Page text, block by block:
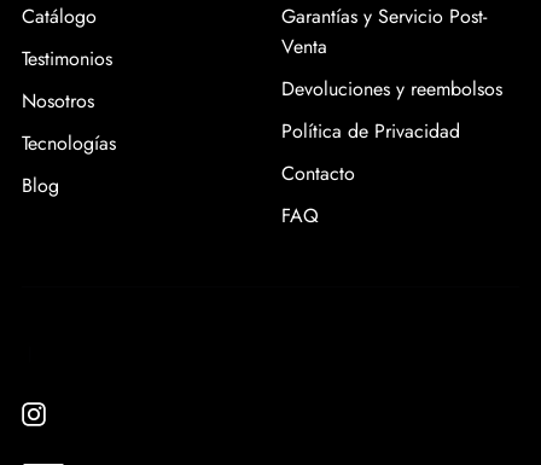
Catálogo
Testimonios
Nosotros
Tecnologías
Blog
Garantías y Servicio Post-
Venta
Devoluciones y reembolsos
Política de Privacidad
Contacto
FAQ